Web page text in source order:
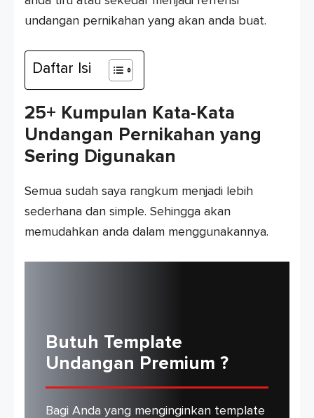
undangan pernikahan yang akan anda buat.
Daftar Isi
25+ Kumpulan Kata-Kata
Undangan Pernikahan yang
Sering Digunakan
Semua sudah saya rangkum menjadi lebih
sederhana dan simple. Sehingga akan
memudahkan anda dalam menggunakannya.
Butuh Template
Undangan Premium ?
Bagi Anda yang menginginkan template